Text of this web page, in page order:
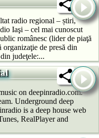
radio regional – știri,
Iaşi – cel mai cunoscut
românesc (lider de piaţă
de presă din
judeţele:...
on deepinradio.com.
Underground deep
is a deep house web
RealPlayer and